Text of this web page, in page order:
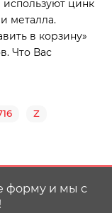
цинк
металла.
в корзину»
Что Вас
Z
форму и мы с